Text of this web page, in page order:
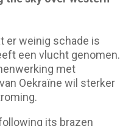
er weinig schade is
een vlucht genomen.
met
Oekraïne wil sterker
its brazen